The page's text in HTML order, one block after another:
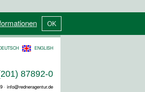
ENGLISH
87892-0
· info@redneragentur.de